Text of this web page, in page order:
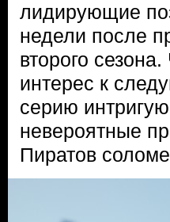
лидирующие
недели после
второго
интерес к
серию
невероятные
Пиратов